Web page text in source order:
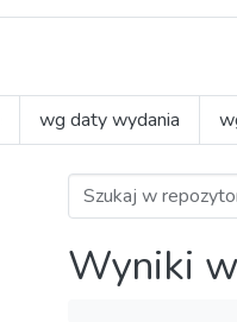
wg daty wydania
Wyniki